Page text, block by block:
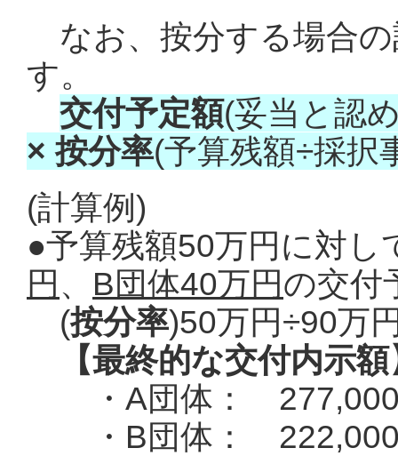
なお、按分する場合
す。
交付予定額(妥当と認
× 按分率(予算残額÷採択
(計算例)
●予算残額50万円に対し
円 、 B団体40万円の交付
(按分率)50万円÷90万
【最終的な交付内示
・A団体：
・B団体：